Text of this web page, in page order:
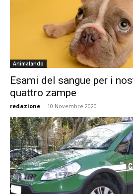
Animalando
Esami del sangue per i
quattro zampe
redazione - 10 Novembre 2020